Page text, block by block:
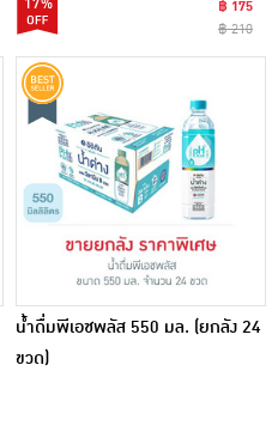
฿ 175
฿ 210
น้ำดื่มพีเอชพลัส 550 มล. (ยกลัง 24
ขวด)